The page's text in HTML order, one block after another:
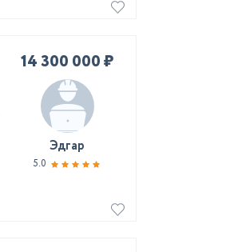
14 300 000 ₽
Эдгар
5.0